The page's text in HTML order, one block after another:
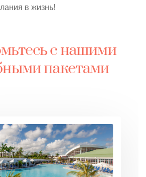
в жизнь!
с нашими
пакетами